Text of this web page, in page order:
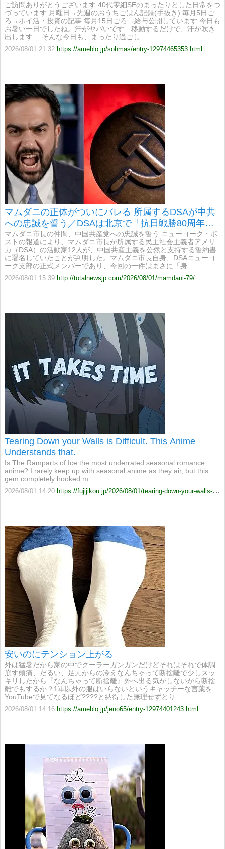
ご訪問ありがとうございます 40代零細SEのまったりとした日常をつ
づっています 月曜日→先週のおうちごはん記録(手抜き) 毎月5日ご
ろ→ポイ活・投資の記事 毎月15日ごろ→給与公開しています 今日も
お暑い一日でしたね。汗がヤバいです…移動するだけで、汗が吹き
出します… そんな今日も、まったり過ごし…
2026/08/01 21:32 https://ameblo.jp/sohmas/entry-12974465353.html
マムダニの正体がついにバレる 所属するDSAが中共
への忠誠を誓う／DSAは北京で「抗日戦勝80周年」
の式典に出席
マムダニ市長の仲間、中国共産党への忠誠を誓う ニューヨーク・ポ
ストの報道により、マムダニ市長が所属する民主社会主義者アメリ
カ（DSA）の活動家12人が、中国共産主義を公然と支持する誓約書
に署名していたことが判明した。マムダニ市長自身、DSAニューヨ
ーク支部の正式メンバーであり、今回の一件はまさに「身…
2026/08/01 15:39 http://totalnewsjp.com/2026/08/01/mamdani-79/
Tearing Down your Walls is Difficult. This Anime
Understands that.
Is The Ramparts of Ice the most underrated seasonal romance
anime? I rarely keep up with seasonal anime as they air, but this
gem completely hooked m…
2026/08/01 14:20 https://fujijikou.jp/2026/08/01/tearing-down-your-walls-is-difficult-this-anime-understands-that/?utm_source=rss&utm_medium=rss&utm_campaign=tearing-down-your-walls-is-difficult-this-anime-understands-that
安いのにテンション上がる
外は猛暑だから家の中でクーラーガンガンだけどそれはそれで体調
崩す頭痛、だるい、足元からの冷えなんちゃって断捨離で少しスッ
キリしたから『なんちゃって断捨離』外へ出る気がしないから断捨
離でもするか？1軍以外の服はいらないというキャッチーな言葉を
YouTubeで見てなるほど????と納得した無理せずとり…
2026/08/01 14:16 https://ameblo.jp/jeno65/entry-12974401243.html